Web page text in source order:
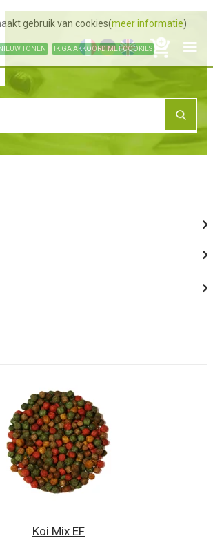
Koi Mix EF
gebruik van cookies(meer informatie)
TONEN IK GA AKKOORD MET COOKIES